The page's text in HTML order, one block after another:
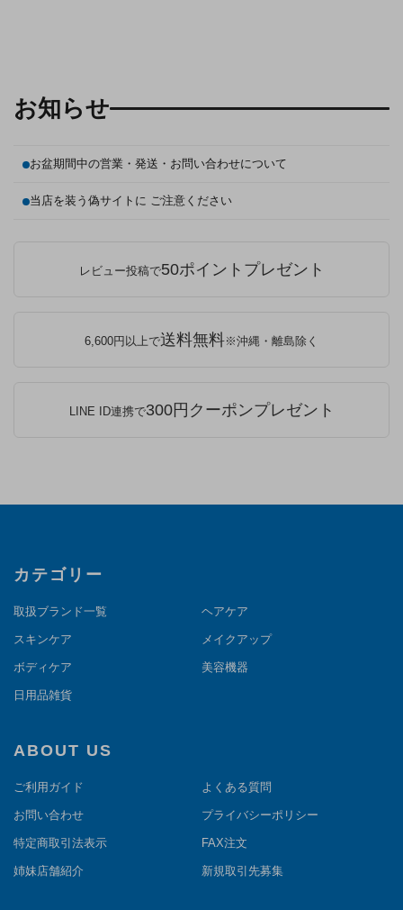
お知らせ
お盆期間中の営業・発送・お問い合わせについて
当店を装う偽サイトに ご注意ください
レビュー投稿で50ポイントプレゼント
6,600円以上で送料無料※沖縄・離島除く
LINE ID連携で300円クーポンプレゼント
カテゴリー
取扱ブランド一覧 ヘアケア
スキンケア メイクアップ
ボディケア 美容機器
日用品雑貨
ABOUT US
ご利用ガイド よくある質問
お問い合わせ プライバシーポリシー
特定商取引法表示 FAX注文
姉妹店舗紹介 新規取引先募集